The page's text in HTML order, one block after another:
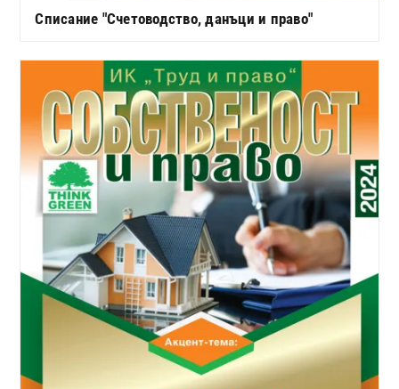
Списание "Счетоводство, данъци и право"